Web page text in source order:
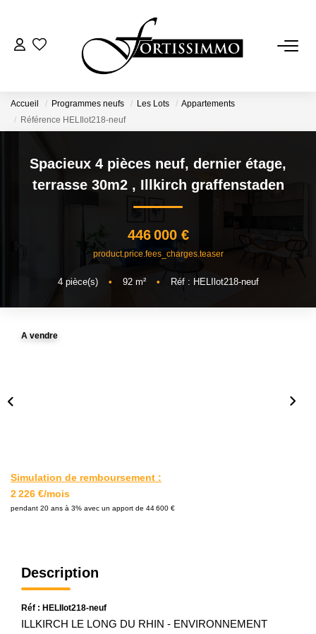
Tous Nos Biens
GESTION
ESTIMATION
EXTRANET GESTION
Accueil Programmes neufs Les Lots
Appartements
Référence HELIlot218-neuf
Spacieux 4 pièces neuf, dernier étage,
terrasse 30m2 , Illkirch graffenstaden
446 000 €
product.price.fees_charges.teaser
4pièce(s) • 92m² • Réf : HELIlot218-neuf
A vendre
Simulation de remboursement :
2 226 €/mois
pendant 20 ans à 3% avec un apport de 44 600 €
Description
Réf : HELIlot218-neuf
ILLKIRCH LE LONG DU RHIN - ENVIRONNEMENT